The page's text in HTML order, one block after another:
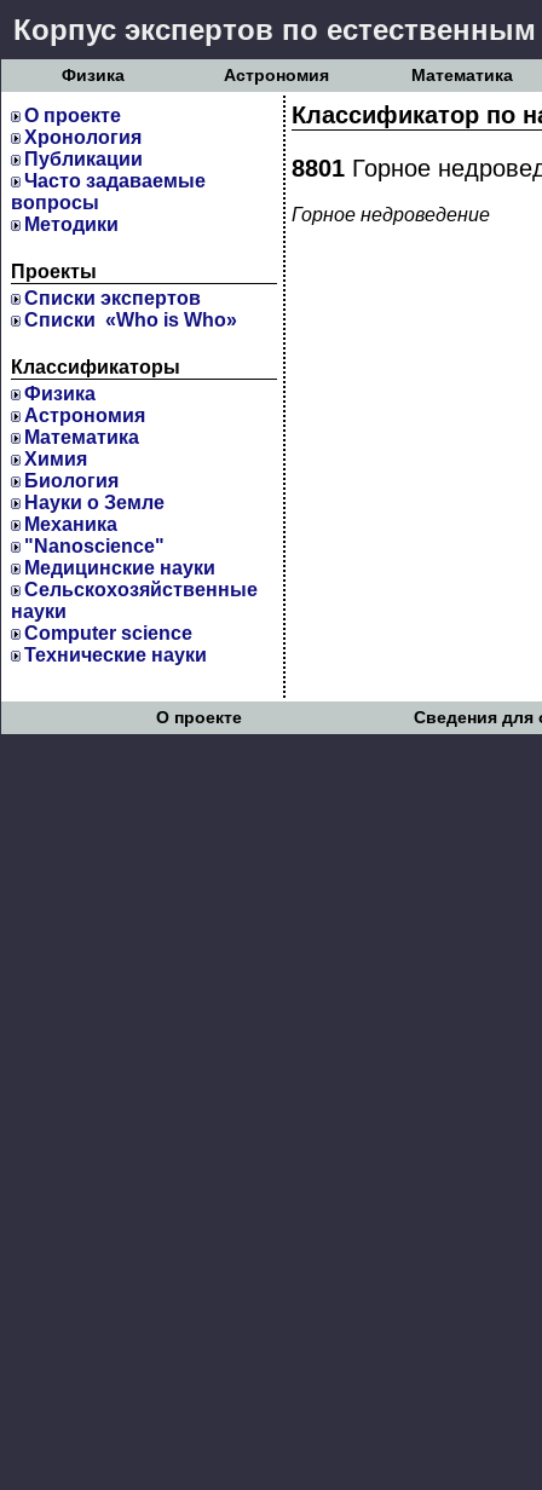
Корпус экспертов по
Физика Астрономия Математика
О проекте
Хронология
Публикации
Часто задаваемые
вопросы
Методики
Проекты
Cписки экспертов
Списки «Who is Who»
Классификаторы
Физика
Астрономия
Математика
Химия
Биология
Науки о Земле
Механика
"Nanoscience"
Медицинские науки
Сельскохозяйственные
науки
Computer science
Технические науки
Классификатор по
8801 Горное
Горное недроведение
О проекте Сведения для